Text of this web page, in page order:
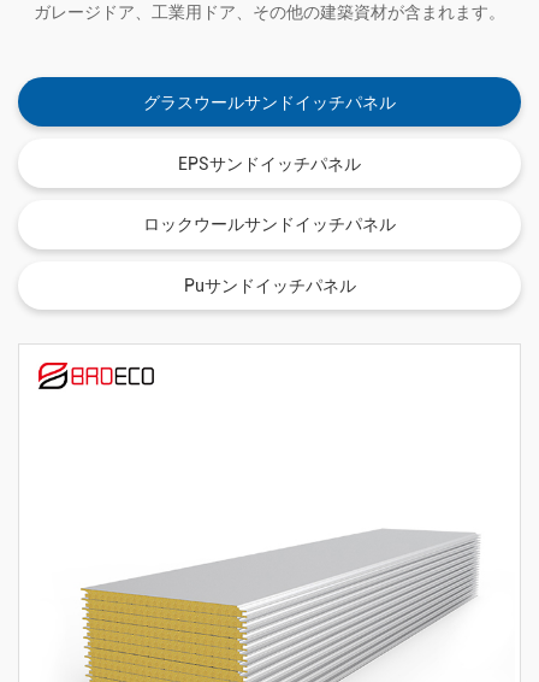
ガレージドア、工業用ドア、その他の建築資材が含まれます。
グラスウールサンドイッチパネル
EPSサンドイッチパネル
ロックウールサンドイッチパネル
Puサンドイッチパネル